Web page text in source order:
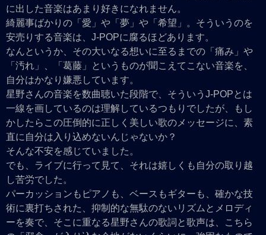
に出した音楽はあまり好きになれません。
綺麗事ばかりの「愛」や「夢」や「希望」。そういうのを
安売りする音楽は、J-POPに腐るほどあります。
なんというか、その大いなる想いに至るまでの「痛み」や
「汚れ」、「葛藤」というものが聞こえてこない音楽を、
自分はかなり嫌悪しています。
星野さんの音楽を数曲聴いた段階で、そういうJ-POPとは
一線を画しているのは理解しているつもりでしたが、もし
かしたらこの圧倒的に正しく美しい歌のメッセージに、素
直に自分は入り込めないんじゃないか？
そんな不安を感じていました。
でも、ライブに行って見て、それは嬉しくも自分の取り越
し苦労でした。
パーカッションもピアノも、ベースもギターも、確かな技
術に裏打ちされた、抑制的な無駄のないリズムとメロディ
ーを奏で、そこに重なる星野さんの歌詞と歌声は、こちら